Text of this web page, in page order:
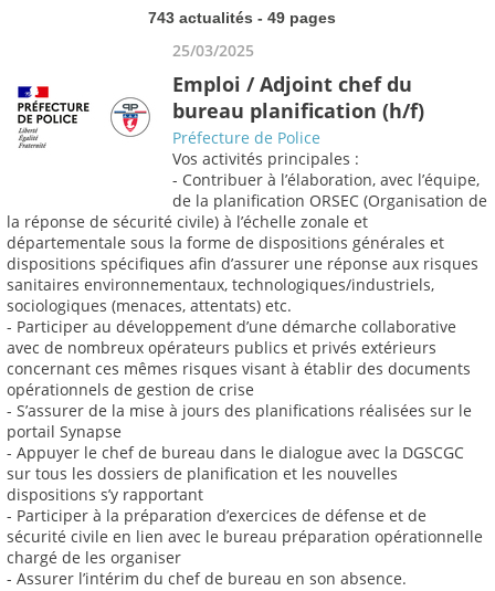
743 actualités - 49 pages
25/03/2025
Emploi / Adjoint chef du
bureau planification (h/f)
Préfecture de Police
Vos activités principales :
- Contribuer à l’élaboration, avec l’équipe,
de la planification ORSEC (Organisation de
la réponse de sécurité civile) à l’échelle zonale et
départementale sous la forme de dispositions générales et
dispositions spécifiques afin d’assurer une réponse aux risques
sanitaires environnementaux, technologiques/industriels,
sociologiques (menaces, attentats) etc.
- Participer au développement d’une démarche collaborative
avec de nombreux opérateurs publics et privés extérieurs
concernant ces mêmes risques visant à établir des documents
opérationnels de gestion de crise
- S’assurer de la mise à jours des planifications réalisées sur le
portail Synapse
- Appuyer le chef de bureau dans le dialogue avec la DGSCGC
sur tous les dossiers de planification et les nouvelles
dispositions s’y rapportant
- Participer à la préparation d’exercices de défense et de
sécurité civile en lien avec le bureau préparation opérationnelle
chargé de les organiser
- Assurer l’intérim du chef de bureau en son absence.